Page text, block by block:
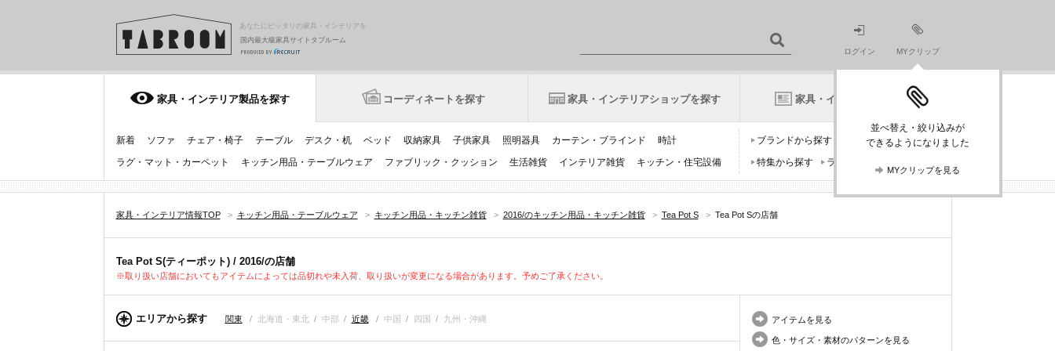
あなたにピッタリの家具・インテリアを
国内最大級家具サイトタブルーム
ログイン MYクリップ
並べ替え・絞り込みが
できるようになりました
MYクリップを見る
家具・インテリア製品を探す コーディネートを探す 家具・インテリアショップを探す 家具・インテリアニュース
新着 ソファ チェア・椅子 テーブル デスク・机 ベッド 収納家具 子供家具 照明器具 カーテン・ブラインド
時計
ラグ・マット・カーペット
キッチン用品・テーブルウェア ファブリック・クッション 生活雑貨 インテリア雑貨 キッチン・住宅設備
ブランドから探す
デザイナーから探す
特集から探す
ランキングから探す
家具・インテリア情報TOP > キッチン用品・テーブルウェア > キッチン用品・キッチン雑貨 > 2016/のキッチン用品・キッチン雑貨 > Tea Pot S > Tea Pot Sの店舗
Tea Pot S(ティーポット) / 2016/の店舗
※取り扱い店舗においてもアイテムによっては品切れや未入荷、取り扱いが変更になる場合があります。予めご了承ください。
エリアから探す 関東 / 北海道・東北 / 中部 / 近畿 / 中国 / 四国 / 九州・沖縄 アイテムを見る
色・サイズ・素材のパターンを見る